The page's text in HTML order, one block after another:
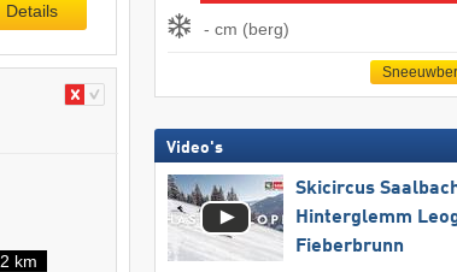
Details
2 km
- cm (berg)
Video's
Skicircus
Hinterglemm
Fieberbrunn